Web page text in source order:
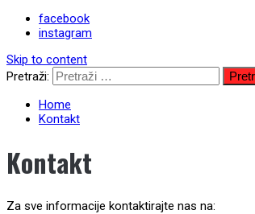
facebook
instagram
Skip to content
Pretraži:
Home
Kontakt
Kontakt
Za sve informacije kontaktirajte nas na: